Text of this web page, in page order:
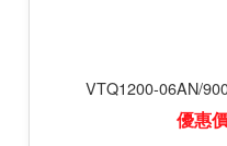
VTQ1200-06AN/
優惠